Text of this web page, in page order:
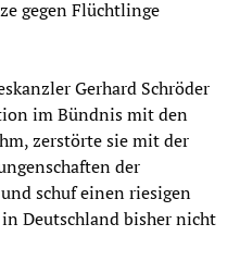
gegen Flüchtlinge
Gerhard Schröder
im Bündnis mit den
zerstörte sie mit der
der
schuf einen riesigen
Deutschland bisher nicht